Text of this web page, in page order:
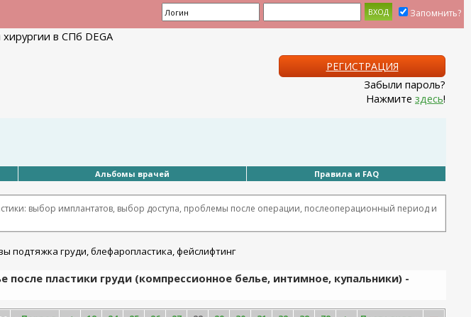
Запомнить?
РЕГИСТРАЦИЯ
Забыли пароль?
Нажмите здесь!
Альбомы врачей Правила и FAQ
выбор имплантатов, выбор доступа, проблемы после операции, послеоперационный период и
после пластики груди (компрессионное белье, интимное, купальники) -